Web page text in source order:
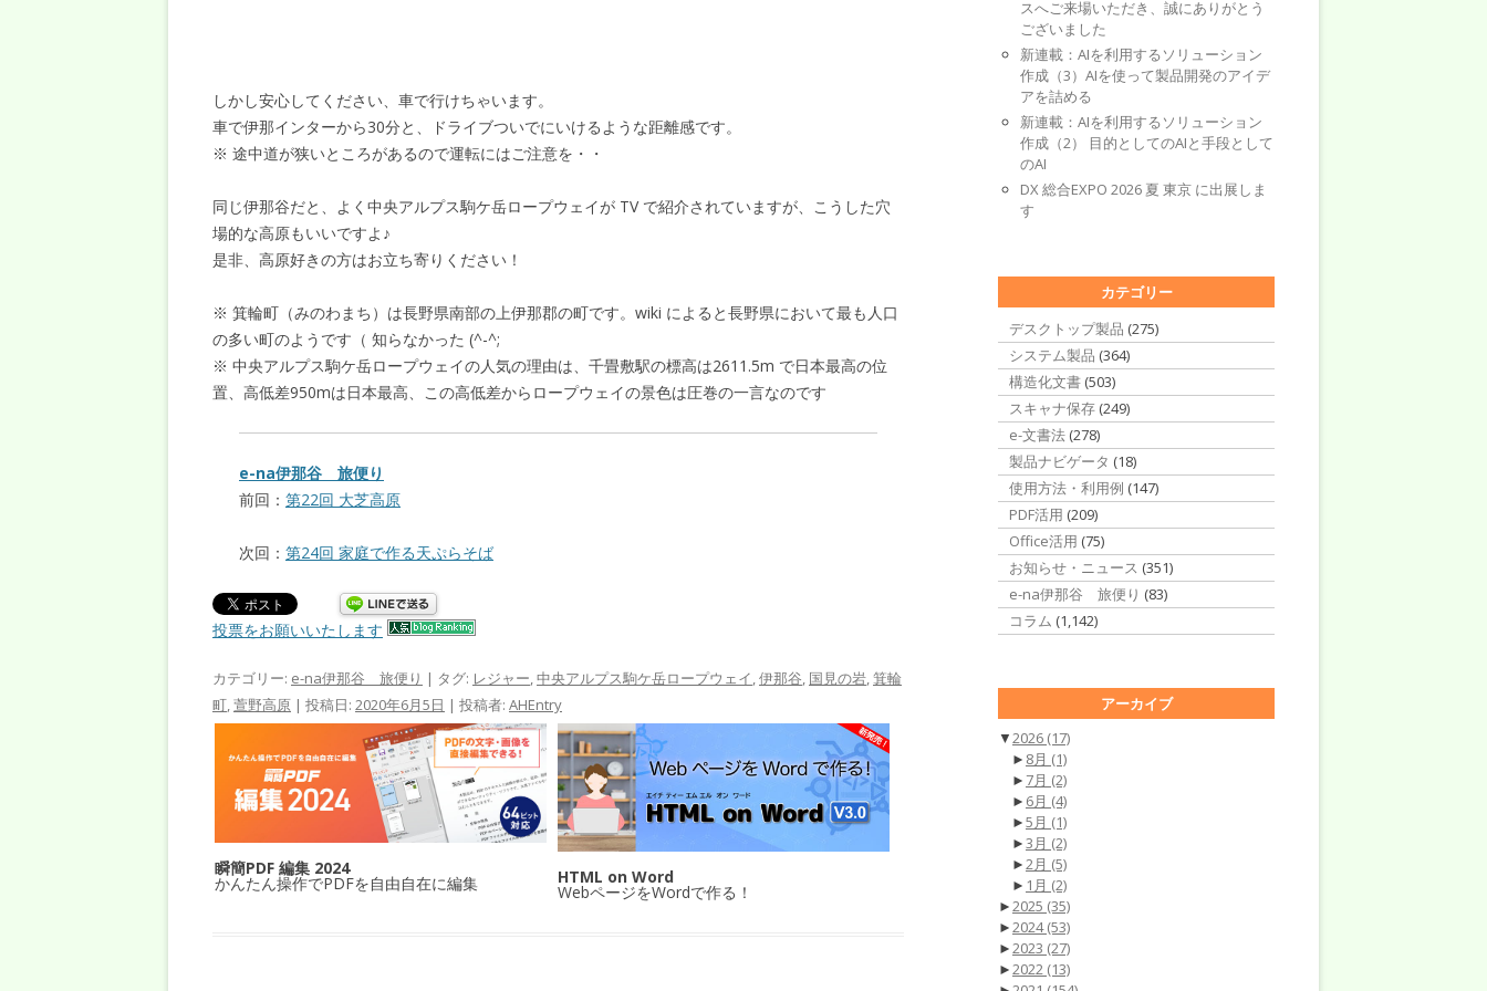
しかし安心してください、車で行けちゃいます。
車で伊那インターから30分と、ドライブついでにいけるような距離感です。
※ 途中道が狭いところがあるので運転にはご注意を・・
同じ伊那谷だと、よく中央アルプス駒ケ岳ロープウェイが TV で紹介されていますが、こうした穴
場的な高原もいいですよ♪
是非、高原好きの方はお立ち寄りください！
※ 箕輪町（みのわまち）は長野県南部の上伊那郡の町です。wiki によると長野県において最も人口
の多い町のようです（ 知らなかった (^-^;
※ 中央アルプス駒ケ岳ロープウェイの人気の理由は、千畳敷駅の標高は2611.5m で日本最高の位
置、高低差950mは日本最高、この高低差からロープウェイの景色は圧巻の一言なのです
e-na伊那谷 旅便り
前回： 第22回 大芝高原
次回： 第24回 家庭で作る天ぷらそば
投票をお願いいたします
カテゴリー: e-na伊那谷 旅便り | タグ: レジャー,中央アルプス駒ケ岳ロープウェイ,伊那谷, 国見の岩,箕輪
町,萱野高原 | 投稿日: 2020年6月5日 | 投稿者: AHEntry
瞬簡PDF 編集 2024
かんたん操作でPDFを自由自在に編集 HTML on Word
WebページをWordで作る！
スへご来場いただき、誠にありがとう
ございました
新連載：AIを利用するソリューション
作成（3）AIを使って製品開発のアイデ
アを詰める
新連載：AIを利用するソリューション
作成（2） 目的としてのAIと手段として
のAI
DX 総合EXPO 2026 夏 東京 に出展しま
す
カテゴリー
デスクトップ製品 (275)
システム製品 (364)
構造化文書 (503)
スキャナ保存 (249)
e-文書法 (278)
製品ナビゲータ (18)
使用方法・利用例 (147)
PDF活用 (209)
Office活用 (75)
お知らせ・ニュース (351)
e-na伊那谷 旅便り (83)
コラム (1,142)
アーカイブ
▼2026 (17)
► 8月 (1)
► 7月 (2)
► 6月 (4)
►5月 (1)
►3月 (2)
►2月 (5)
► 1月 (2)
►2025 (35)
►2024(53)
►2023 (27)
►2022 (13)